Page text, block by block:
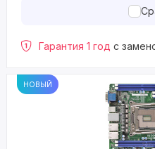
Гарантия 1 год с
НОВЫЙ